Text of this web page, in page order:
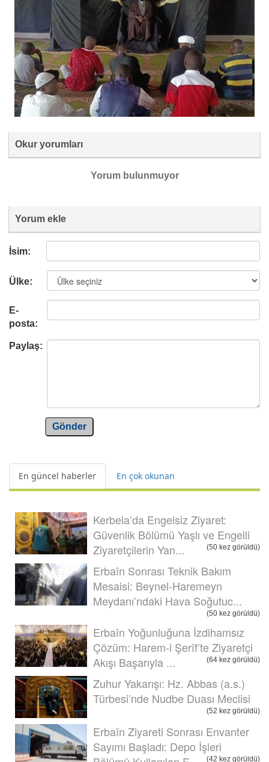
Okur yorumları
Yorum bulunmuyor
Yorum ekle
İsim:
Ülke:
E-
posta:
Paylaş:
Gönder
En güncel haberler En çok okunan
Kerbela’da Engelsiz Ziyaret:
Güvenlik Bölümü Yaşlı ve Engelli
Ziyaretçilerin Yan...
(50 kez görüldü)
Erbaîn Sonrası Teknik Bakım
Mesaisi: Beynel-Haremeyn
Meydanı’ndaki Hava Soğutuc...
(50 kez görüldü)
Erbaîn Yoğunluğuna İzdihamsız
Çözüm: Harem-i Şerîf’te Ziyaretçi
Akışı Başarıyla ...
(64 kez görüldü)
Zuhur Yakarışı: Hz. Abbas (a.s.)
Türbesi’nde Nudbe Duası Meclisi
(52 kez görüldü)
Erbaîn Ziyareti Sonrası Envanter
Sayımı Başladı: Depo İşleri
(42 kez görüldü)